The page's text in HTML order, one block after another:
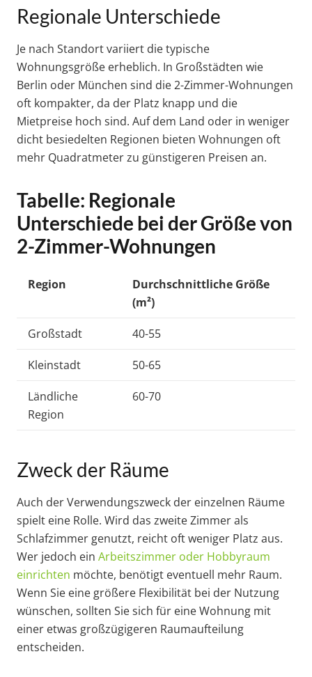
Regionale Unterschiede
Je nach Standort variiert die typische
Wohnungsgröße erheblich. In Großstädten wie
Berlin oder München sind die 2-Zimmer-Wohnungen
oft kompakter, da der Platz knapp und die
Mietpreise hoch sind. Auf dem Land oder in weniger
dicht besiedelten Regionen bieten Wohnungen oft
mehr Quadratmeter zu günstigeren Preisen an.
Tabelle: Regionale
Unterschiede bei der Größe von
2-Zimmer-Wohnungen
Region
Durchschnittliche Größe
(m²)
Großstadt 40-55
Kleinstadt 50-65
Ländliche
Region
60-70
Zweck der Räume
Auch der Verwendungszweck der einzelnen Räume
spielt eine Rolle. Wird das zweite Zimmer als
Schlafzimmer genutzt, reicht oft weniger Platz aus.
Wer jedoch ein Arbeitszimmer oder Hobbyraum
einrichten möchte, benötigt eventuell mehr Raum.
Wenn Sie eine größere Flexibilität bei der Nutzung
wünschen, sollten Sie sich für eine Wohnung mit
einer etwas großzügigeren Raumaufteilung
entscheiden.